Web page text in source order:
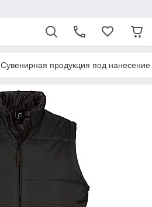
Сувенирная продукция под нанесение